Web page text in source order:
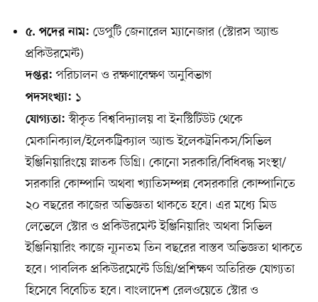
৫. পদের নাম: ডেপুটি জেনারেল ম্যানেজার (স্টোরস অ্যান্ড
প্রকিউরমেন্ট)
দপ্তর: পরিচালন ও রক্ষণাবেক্ষণ অনুবিভাগ
পদসংখ্যা: ১
যোগ্যতা: স্বীকৃত বিশ্ববিদ্যালয় বা ইনস্টিটিউট থেকে
মেকানিক্যাল/ইলেকট্রিক্যাল অ্যান্ড ইলেকট্রনিকস/সিভিল
ইঞ্জিনিয়ারিংয়ে স্নাতক ডিগ্রি। কোনো সরকারি/বিধিবদ্ধ সংস্থা/
সরকারি কোম্পানি অথবা খ্যাতিসম্পন্ন বেসরকারি কোম্পানিতে
২০ বছরের কাজের অভিজ্ঞতা থাকতে হবে। এর মধ্যে মিড
লেভেলে স্টোর ও প্রকিউরমেন্ট ইঞ্জিনিয়ারিং অথবা সিভিল
ইঞ্জিনিয়ারিং কাজে ন্যূনতম তিন বছরের বাস্তব অভিজ্ঞতা থাকতে
হবে। পাবলিক প্রকিউরমেন্টে ডিগ্রি/প্রশিক্ষণ অতিরিক্ত যোগ্যতা
হিসেবে বিবেচিত হবে। বাংলাদেশ রেলওয়েতে স্টোর ও